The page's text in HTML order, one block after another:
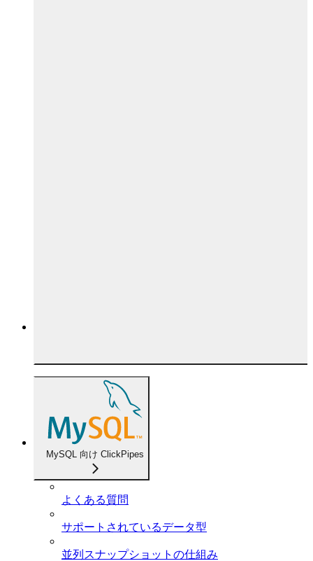
MySQL 向け ClickPipes
よくある質問
サポートされているデータ型
並列スナップショットの仕組み